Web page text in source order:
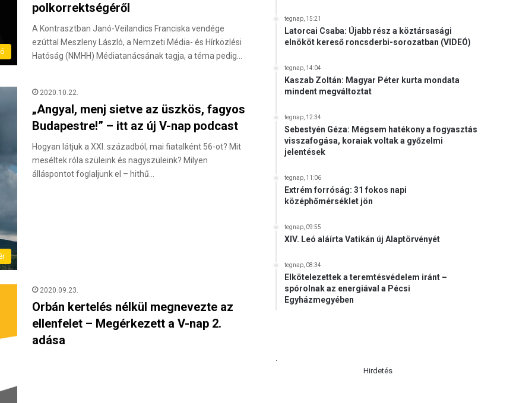
polkorrektségéről
A Kontrasztban Janó-Veilandics Franciska vendége
ezúttal Meszleny László, a Nemzeti Média- és Hírközlési
Hatóság (NMHH) Médiatanácsának tagja, a téma pedig…
2020.10.22.
„Angyal, menj sietve az üszkös, fagyos
Budapestre!” – itt az új V-nap podcast
Hogyan látjuk a XXI. századból, mai fiatalként 56-ot? Mit
meséltek róla szüleink és nagyszüleink? Milyen
álláspontot foglaljunk el – hithű…
2020.09.23.
Orbán kertelés nélkül megnevezte az
ellenfelet – Megérkezett a V-nap 2.
adása
tegnap, 15:21
Latorcai Csaba: Újabb rész a köztársasági
elnököt kereső roncsderbi-sorozatban (VIDEÓ)
tegnap, 14:04
Kaszab Zoltán: Magyar Péter kurta mondata
mindent megváltoztat
tegnap, 12:34
Sebestyén Géza: Mégsem hatékony a fogyasztás
visszafogása, koraiak voltak a győzelmi
jelentések
tegnap, 11:06
Extrém forróság: 31 fokos napi
középhőmérséklet jön
tegnap, 09:55
XIV. Leó aláírta Vatikán új Alaptörvényét
tegnap, 08:34
Elkötelezettek a teremtésvédelem iránt –
spórolnak az energiával a Pécsi
Egyházmegyében
.
Hirdetés